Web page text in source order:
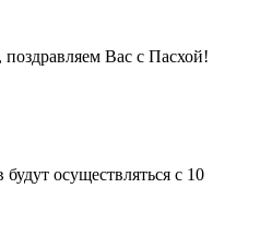
осуществляться с 10